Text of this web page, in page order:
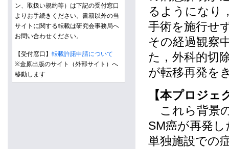
るようになり
手術を施行せ
その経過観察
た，外科的切
が転移再発を
【本プロジェ
これら背景
SM癌が再発
単独施設での
ン、取扱い規約等）は下記の受付窓口
よりお手続きください。書籍以外の当
サイトに関する転載は研究会事務局へ
お問い合わせください。
【受付窓口】 転載許諾申請について
※金原出版のサイト（外部サイト）へ
移動します